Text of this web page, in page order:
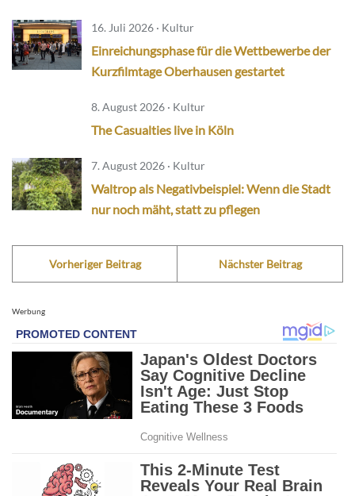
16. Juli 2026 · Kultur
Einreichungsphase für die Wettbewerbe der
Kurzfilmtage Oberhausen gestartet
8. August 2026 · Kultur
The Casualties live in Köln
7. August 2026 · Kultur
Waltrop als Negativbeispiel: Wenn die Stadt
nur noch mäht, statt zu pflegen
Vorheriger Beitrag Nächster Beitrag
Werbung